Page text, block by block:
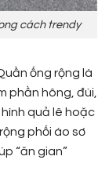
cách trendy
ống rộng là
phần hông, đùi,
quả lê hoặc
phối áo sơ
“ăn gian”